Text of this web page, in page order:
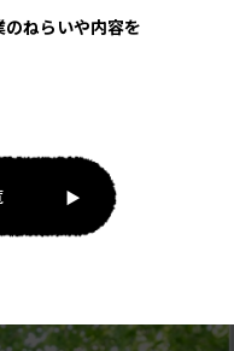
ねらいや内容を